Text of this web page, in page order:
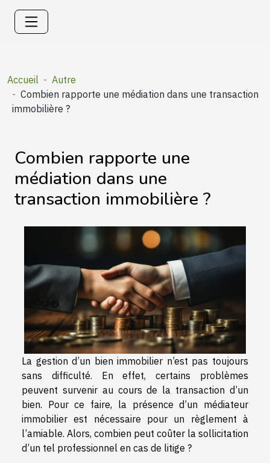
Accueil
Autre
Combien rapporte une médiation dans une transaction
immobilière ?
Combien rapporte une
médiation dans une
transaction immobilière ?
La gestion d’un bien immobilier n’est pas toujours
sans difficulté. En effet, certains problèmes
peuvent survenir au cours de la transaction d’un
bien. Pour ce faire, la présence d’un médiateur
immobilier est nécessaire pour un règlement à
l’amiable. Alors, combien peut coûter la sollicitation
d’un tel professionnel en cas de litige ?